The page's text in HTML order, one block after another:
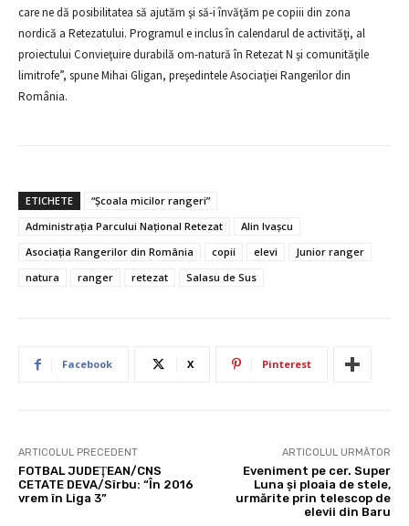
care ne dă posibilitatea să ajutăm şi să-i învăţăm pe copiii din zona
nordică a Retezatului. Programul e inclus în calendarul de activităţi, al
proiectului Convieţuire durabilă om-natură în Retezat N şi comunităţile
limitrofe”, spune Mihai Gligan, preşedintele Asociaţiei Rangerilor din
România.
ETICHETE
“Şcoala micilor rangeri”
Administraţia Parcului Naţional Retezat
Alin Ivaşcu
Asociația Rangerilor din România
copii elevi
Junior ranger
natura
ranger retezat Salasu de Sus
Facebook X Pinterest
ARTICOLUL PRECEDENT
FOTBAL JUDEŢEAN/CNS
CETATE DEVA/Sîrbu: “În 2016
vrem în Liga 3”
ARTICOLUL URMĂTOR
Eveniment pe cer. Super
Luna şi ploaia de stele,
urmărite prin telescop de
elevii din Baru